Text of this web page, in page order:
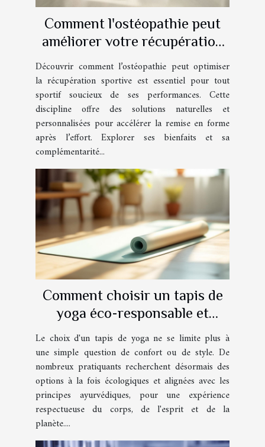
Comment l'ostéopathie peut
améliorer votre récupération
sportive ?
Découvrir comment l’ostéopathie peut optimiser
la récupération sportive est essentiel pour tout
sportif soucieux de ses performances. Cette
discipline offre des solutions naturelles et
personnalisées pour accélérer la remise en forme
après l’effort. Explorer ses bienfaits et sa
complémentarité...
Comment choisir un tapis de
yoga éco-responsable et
ayurvédique ?
Le choix d'un tapis de yoga ne se limite plus à
une simple question de confort ou de style. De
nombreux pratiquants recherchent désormais des
options à la fois écologiques et alignées avec les
principes ayurvédiques, pour une expérience
respectueuse du corps, de l'esprit et de la
planète....